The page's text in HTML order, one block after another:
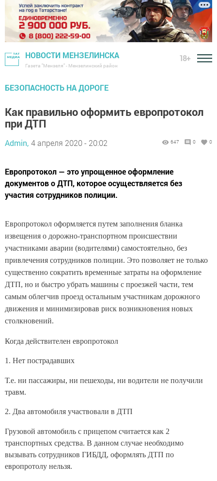
НОВОСТИ МЕНЗЕЛИНСКА
Газета "Мензеля" - Мензелинский район
18+
БЕЗОПАСНОСТЬ НА ДОРОГЕ
Как правильно оформить европротокол
при ДТП
Admin, 4 апреля 2020 - 20:02 647 0 0
Европротокол — это упрощенное оформление
документов о ДТП, которое осуществляется без
участия сотрудников полиции.
Европротокол оформляется путем заполнения бланка
извещения о дорожно-транспортном происшествии
участниками аварии (водителями) самостоятельно, без
привлечения сотрудников полиции. Это позволяет не только
существенно сократить временные затраты на оформление
ДТП, но и быстро убрать машины с проезжей части, тем
самым облегчив проезд остальным участникам дорожного
движения и минимизировав риск возникновения новых
столкновений.
Когда действителен европротокол
1. Нет пострадавших
Т.е. ни пассажиры, ни пешеходы, ни водители не получили
травм.
2. Два автомобиля участвовали в ДТП
Грузовой автомобиль с прицепом считается как 2
транспортных средства. В данном случае необходимо
вызывать сотрудников ГИБДД, оформлять ДТП по
европротолу нельзя.